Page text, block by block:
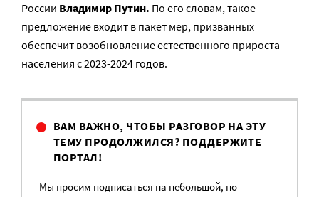
России Владимир Путин. По его словам, такое
предложение входит в пакет мер, призванных
обеспечит возобновление естественного прироста
населения с 2023-2024 годов.
ВАМ ВАЖНО, ЧТОБЫ РАЗГОВОР НА ЭТУ
ТЕМУ ПРОДОЛЖИЛСЯ? ПОДДЕРЖИТЕ
ПОРТАЛ!
Мы просим подписаться на небольшой, но